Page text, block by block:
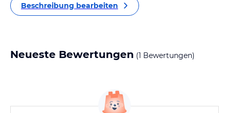
Beschreibung bearbeiten
Neueste Bewertungen (1 Bewertungen)